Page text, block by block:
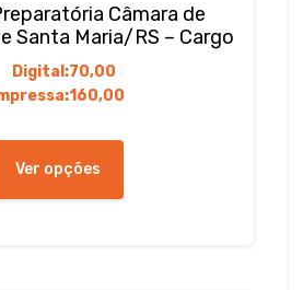
Câmara de
Santa Maria/RS – Cargo
Digital:70,00
160,00
Ver opções